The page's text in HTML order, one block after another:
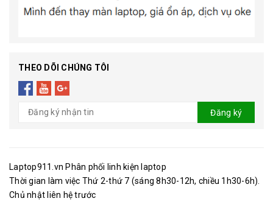
THEO DÕI CHÚNG TÔI
Đăng ký
Laptop911.vn Phân phối linh kiện laptop
Thời gian làm việc Thứ 2-thứ 7 (sáng 8h30-12h, chiều 1h30-6h).
Chủ nhật liên hệ trước